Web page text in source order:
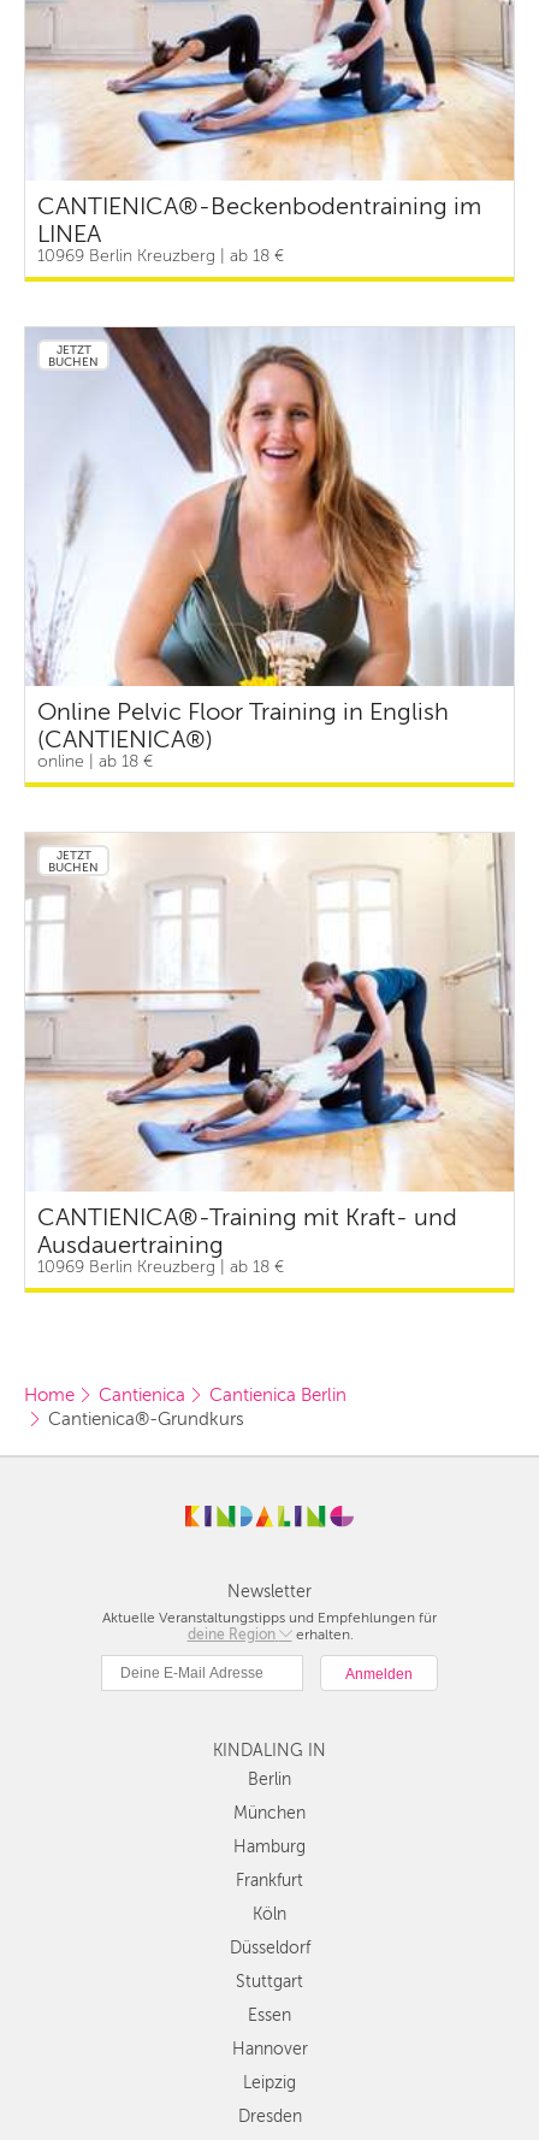
CANTIENICA®-Beckenbodentraining im
LINEA
10969 Berlin Kreuzberg | ab 18 €
JETZT
BUCHEN
Online Pelvic Floor Training in English
(CANTIENICA®)
online | ab 18 €
JETZT
BUCHEN
CANTIENICA®-Training mit Kraft- und
Ausdauertraining
10969 Berlin Kreuzberg | ab 18 €
Home Cantienica
Cantienica Berlin
Cantienica®-Grundkurs
Newsletter
Aktuelle Veranstaltungstipps und Empfehlungen für
deine Region
Berlin
München
Hamburg
Köln
Düsseldorf
Stuttgart
Essen
Dresden
Nürnberg
Wien
Zürich
Andere
Regionen
erhalten.
KINDALING IN
Berlin
München
Hamburg
Frankfurt
Köln
Düsseldorf
Stuttgart
Essen
Hannover
Leipzig
Dresden